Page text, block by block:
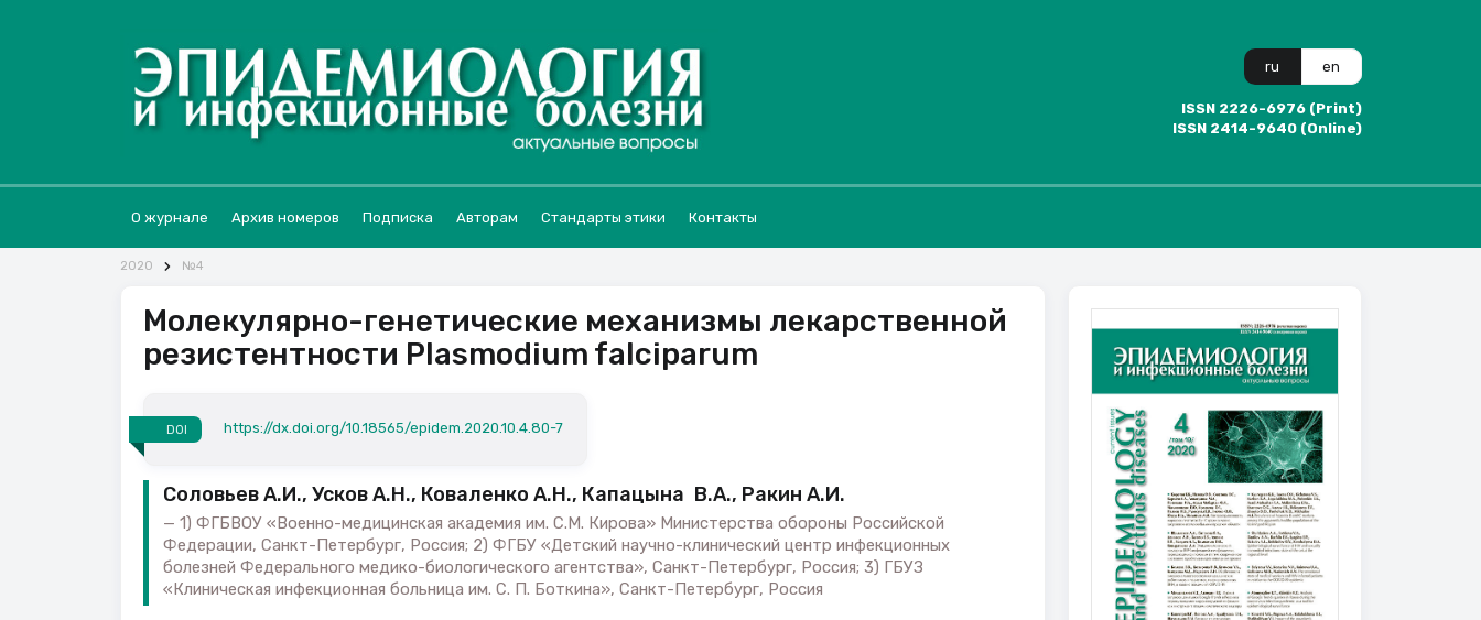
ru en
ISSN 2226-6976 (Print)
ISSN 2414-9640 (Online)
О журнале Архив номеров Подписка Авторам Стандарты этики Контакты
2020 №4
Молекулярно-генетические механизмы лекарственной
резистентности Plasmodium falciparum
DOI https://dx.doi.org/10.18565/epidem.2020.10.4.80-7
Соловьев А.И., Усков А.Н., Коваленко А.Н., Капацына В.А., Ракин А.И.
1) ФГБВОУ «Военно-медицинская академия им. С.М. Кирова» Министерства обороны Российской
Федерации, Санкт-Петербург, Россия; 2) ФГБУ «Детский научно-клинический центр инфекционных
болезней Федерального медико-биологического агентства», Санкт-Петербург, Россия; 3) ГБУЗ
«Клиническая инфекционная больница им. С. П. Боткина», Санкт-Петербург, Россия